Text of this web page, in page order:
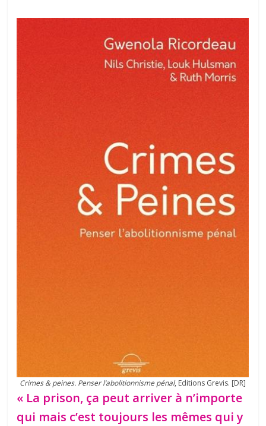
Crimes & peines. Penser l’abolitionnisme pénal, Editions Grevis. [DR]
« La prison, ça peut arriver à n’importe
qui mais c’est toujours les mêmes qui y